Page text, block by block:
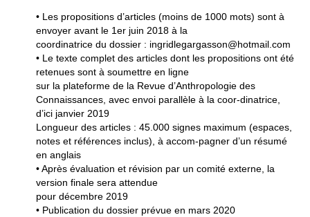
• Les propositions d’articles (moins de 1000 mots) sont à
envoyer avant le 1er juin 2018 à la
coordinatrice du dossier : ingridlegargasson@hotmail.com
• Le texte complet des articles dont les propositions ont été
retenues sont à soumettre en ligne
sur la plateforme de la Revue d’Anthropologie des
Connaissances, avec envoi parallèle à la coor-dinatrice,
d’ici janvier 2019
Longueur des articles : 45.000 signes maximum (espaces,
notes et références inclus), à accom-pagner d’un résumé
en anglais
• Après évaluation et révision par un comité externe, la
version finale sera attendue
pour décembre 2019
• Publication du dossier prévue en mars 2020